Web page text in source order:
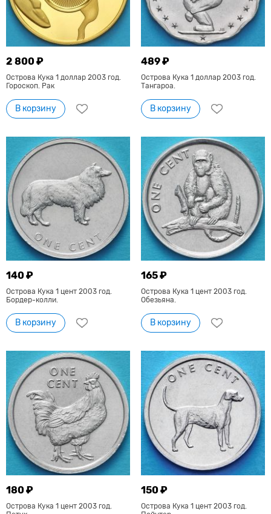
2 800 ₽
Острова Кука 1 доллар 2003 год.
Гороскоп. Рак
В корзину
489 ₽
Острова Кука 1 доллар 2003 год.
Тангароа.
В корзину
140 ₽
Острова Кука 1 цент 2003 год.
Бордер-колли.
В корзину
165 ₽
Острова Кука 1 цент 2003 год.
Обезьяна.
В корзину
180 ₽
Острова Кука 1 цент 2003 год.
150 ₽
Острова Кука 1 цент 2003 год.